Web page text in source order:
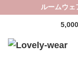
ルームウ